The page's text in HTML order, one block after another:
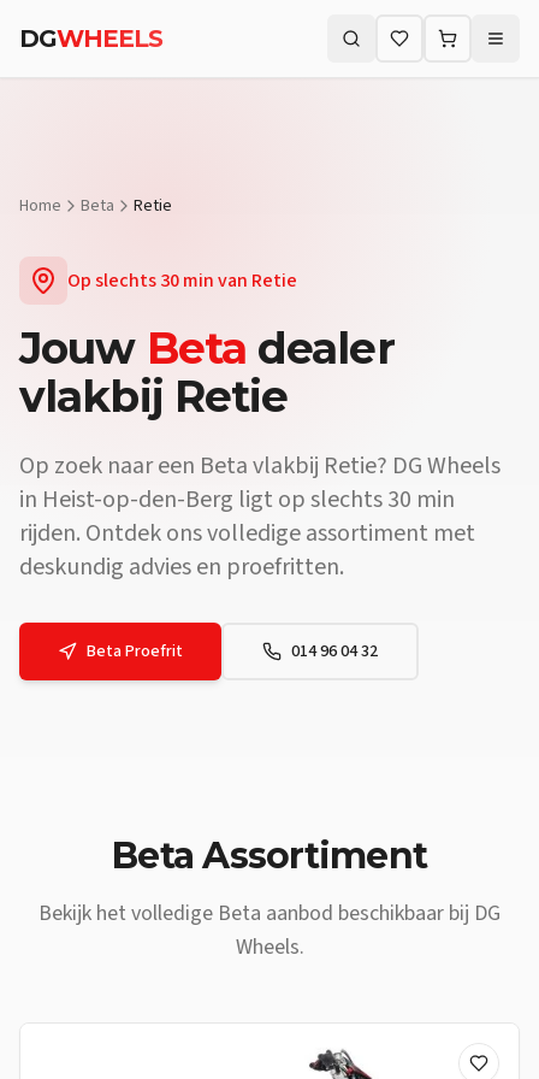
DGWHEELS Zoeken (⌘K)
Home Beta Retie
Op slechts30 minvan Retie
Jouw Beta dealer
vlakbij Retie
Op zoek naar een Betavlakbij Retie? DG Wheels
in Heist-op-den-Berg ligt op slechts30 min
rijden. Ontdek ons volledige assortiment met
deskundig advies en proefritten.
BetaProefrit 014 96 04 32
Beta Assortiment
Bekijk het volledige Beta aanbod beschikbaar bij DG
Wheels.